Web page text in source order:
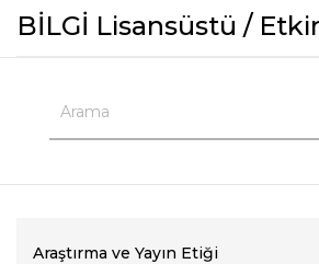
BİLGİ Lisansüstü /
Araştırma ve Yayın Etiği